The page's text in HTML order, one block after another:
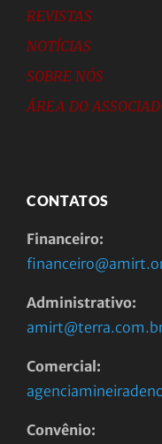
REVISTAS
NOTÍCIAS
SOBRE NÓS
ÁREA DO
CONTATOS
Financeiro:
Administrativo:
Comercial:
Convênio: